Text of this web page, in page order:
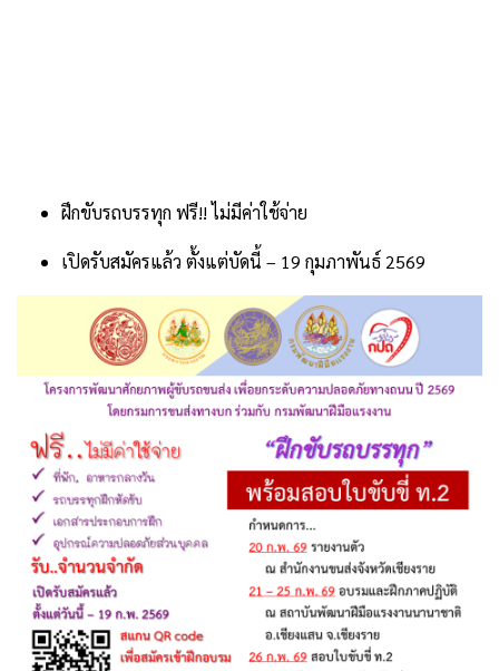
ฝึกขับรถบรรทุก ฟรี!! ไม่มีค่าใช้จ่าย
เปิดรับสมัครแล้ว ตั้งแต่บัดนี้ – 19 กุมภาพันธ์ 2569